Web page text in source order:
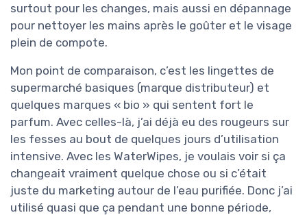
surtout pour les changes, mais aussi en dépannage
pour nettoyer les mains après le goûter et le visage
plein de compote.
Mon point de comparaison, c’est les lingettes de
supermarché basiques (marque distributeur) et
quelques marques « bio » qui sentent fort le
parfum. Avec celles-là, j’ai déjà eu des rougeurs sur
les fesses au bout de quelques jours d’utilisation
intensive. Avec les WaterWipes, je voulais voir si ça
changeait vraiment quelque chose ou si c’était
juste du marketing autour de l’eau purifiée. Donc j’ai
utilisé quasi que ça pendant une bonne période,